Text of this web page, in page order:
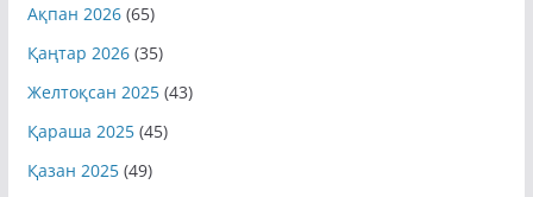
Ақпан 2026(65)
Қаңтар 2026(35)
Желтоқсан 2025(43)
Қараша 2025(45)
Қазан 2025(49)